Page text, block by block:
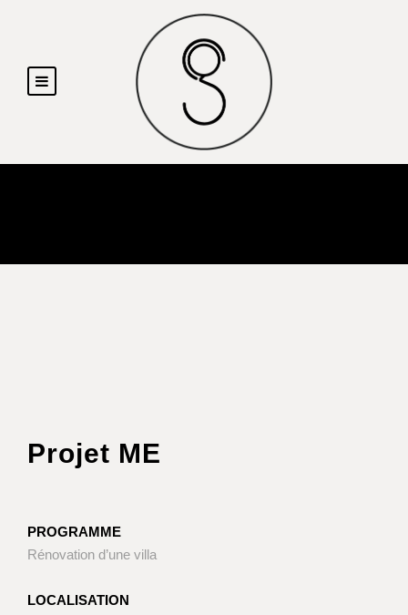
Projet ME
PROGRAMME
Rénovation d’une villa
LOCALISATION